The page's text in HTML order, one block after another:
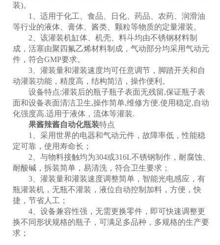
装)。
1、适用于化工、食品、日化、药品、农药、润滑油
等行业的液体、膏体、酱类、颗粒等物质的定量灌装。
2、该灌装机缸体、机壳、料斗均由不锈钢材料制
成，活塞由聚四氟乙烯材料制成，气动部分均采用气动元
件，符合GMP要求。
3、灌装量和灌装速度均可任意调节，脚踏开关和自
动灌装功能，精度高，结构简洁，操作便利。
设备特点:灌装后的瓶子瓶子表面无残留,保证瓶子表
面和设备表面清洁卫生,操作简单,维修方便.使用稳定,自动
化强度高.适用于液体，流体等灌装.
果酱辣酱自动化瓶装特点
1、采用世界的电器和气动元件，故障率低，性能稳
定可靠，使用寿命长；
2、与物料接触均为304或316L不锈钢制作，耐腐蚀、
耐酸碱，拆装简单，易清洗，符合卫生要求；
3、灌装量和灌装速度调整简单，智能光电感应，有
瓶灌装机，无瓶不灌装，液位自动控制加料，方便，快
捷，节省人工；
4、设备兼容性强，无需更换零件，即可快速调整更
换不同形状规格的瓶子，可满足多品种，多规格的生产要
求；